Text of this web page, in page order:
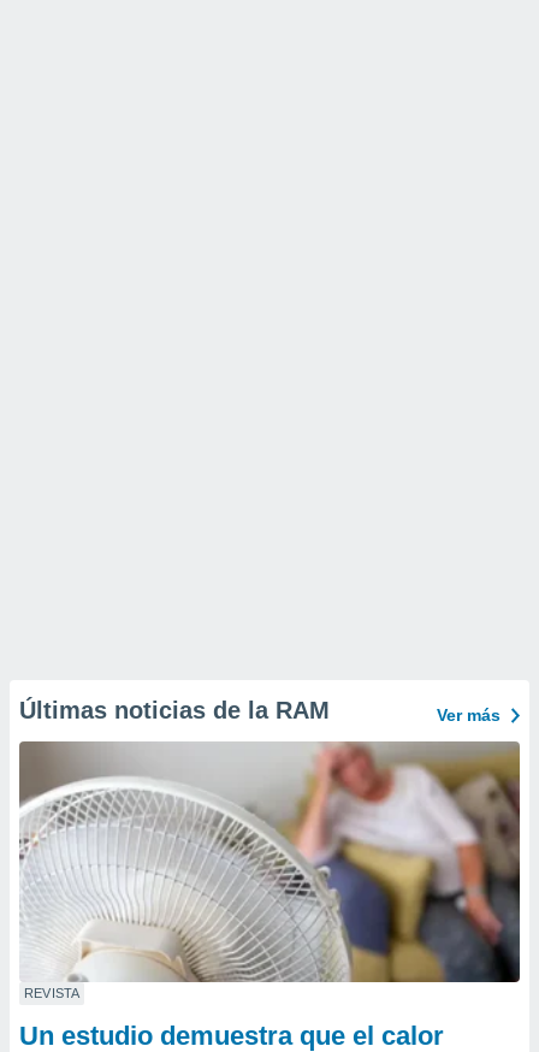
Últimas noticias de la RAM Ver más
REVISTA
Un estudio demuestra que el calor